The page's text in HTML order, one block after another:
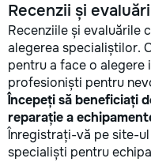
Recenzii și evaluări
Recenziile și evaluările
alegerea specialiștilor.
pentru a face o alegere
profesioniști pentru
Începeți să beneficiați
reparație a
Înregistrați-vă pe site-
specialiști pentru